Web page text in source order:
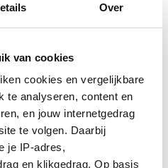
Over
van cookies
cookies en vergelijkbare
te analyseren, content en
en jouw internetgedrag
te volgen. Daarbij
je IP-adres,
en klikgedrag. Op basis
winkels